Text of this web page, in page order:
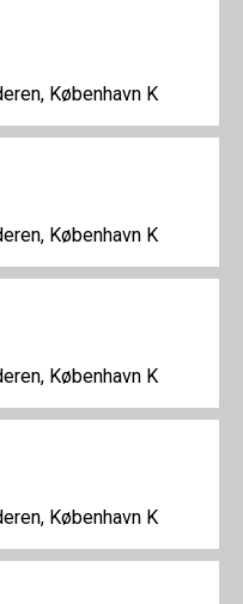
København K
København K
København K
København K